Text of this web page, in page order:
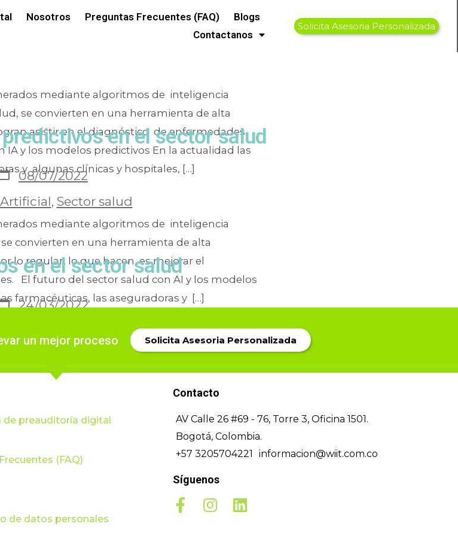
Nosotros Preguntas Frecuentes (FAQ)
Blogs
Contactanos
Solicita Asesoria Personalizada
inmediata
en el sector salud
08/07/2022
, Sector salud
mediante algoritmos de inteligencia
se convierten en una herramienta de alta
asistir en el diagnóstico de enfermedades.
IA y los modelos predictivos En la actualidad las
y algunas clínicas y hospitales, […]
en el sector salud
24/03/2022
Sistemas de
para IPS,Soluciones para la
mediante algoritmos de inteligencia
convierten en una herramienta de alta
lo regular, lo que hacen, es mejorar el
El futuro del sector salud con AI y los modelos
farmacéuticas, las aseguradoras y […]
un mejor proceso Solicita Asesoria Personalizada
de preauditoría digital
(FAQ)
de datos personales
Contacto
AV Calle 26 #69 - 76, Torre 3, Oficina 1501.
Bogotá, Colombia.
+57 3205704221
informacion@wiit.com.co
Síguenos